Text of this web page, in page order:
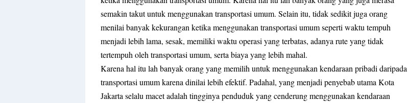
semakin takut untuk menggunakan transportasi umum. Selain itu, tidak sedikit juga orang
menilai banyak kekurangan ketika menggunakan transportasi umum seperti waktu tempuh
menjadi lebih lama, sesak, memiliki waktu operasi yang terbatas, adanya rute yang tidak
tertempuh oleh transportasi umum, serta biaya yang lebih mahal.
Karena hal itu lah banyak orang yang memilih untuk menggunakan kendaraan pribadi daripada
transportasi umum karena dinilai lebih efektif. Padahal, yang menjadi penyebab utama Kota
Jakarta selalu macet adalah tingginya penduduk yang cenderung menggunakan kendaraan